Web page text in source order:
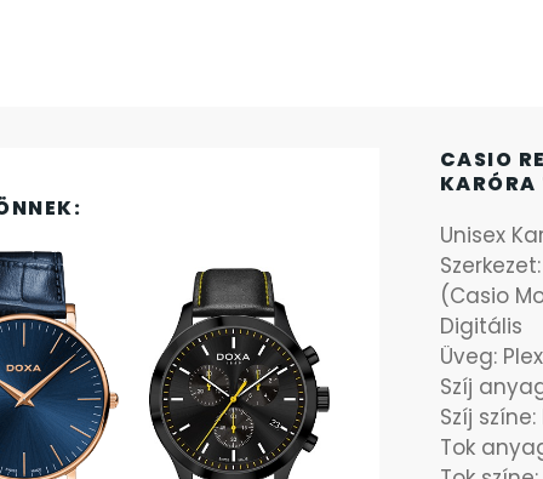
CASIO
Unisex
(Casio
Digitális
Üveg:
Szíj
Szíj
Tok